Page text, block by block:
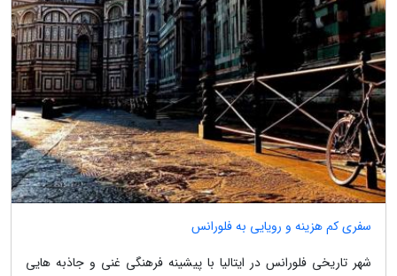
سفری کم هزینه و رویایی به فلورانس
شهر تاریخی فلورانس در ایتالیا با پیشینه فرهنگی غنی و جاذبه هایی